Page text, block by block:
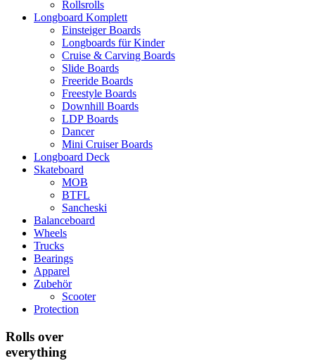
Rollsrolls
Longboard Komplett
Einsteiger Boards
Longboards für Kinder
Cruise & Carving Boards
Slide Boards
Freeride Boards
Freestyle Boards
Downhill Boards
LDP Boards
Dancer
Mini Cruiser Boards
Longboard Deck
Skateboard
MOB
BTFL
Sancheski
Balanceboard
Wheels
Trucks
Bearings
Apparel
Zubehör
Scooter
Protection
Rolls over
everything